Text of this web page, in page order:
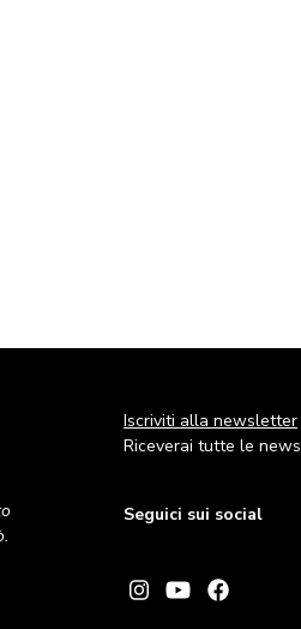
Iscriviti alla newsletter
Riceverai tutte le news
Seguici sui social